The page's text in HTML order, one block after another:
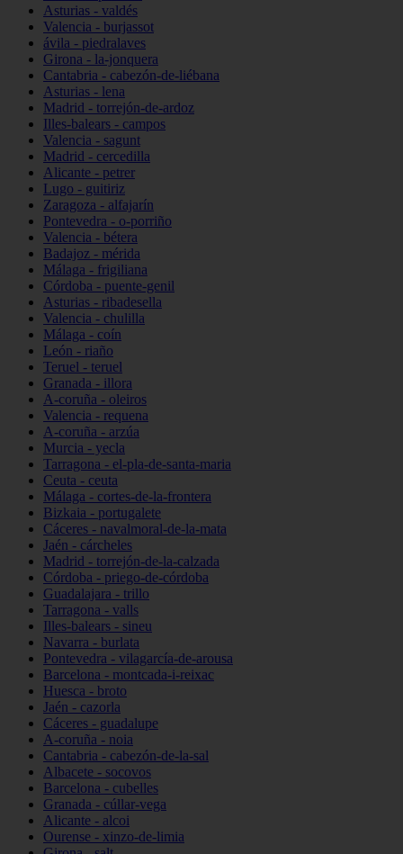
Asturias - valdés
Valencia - burjassot
ávila - piedralaves
Girona - la-jonquera
Cantabria - cabezón-de-liébana
Asturias - lena
Madrid - torrejón-de-ardoz
Illes-balears - campos
Valencia - sagunt
Madrid - cercedilla
Alicante - petrer
Lugo - guitiriz
Zaragoza - alfajarín
Pontevedra - o-porriño
Valencia - bétera
Badajoz - mérida
Málaga - frigiliana
Córdoba - puente-genil
Asturias - ribadesella
Valencia - chulilla
Málaga - coín
León - riaño
Teruel - teruel
Granada - illora
A-coruña - oleiros
Valencia - requena
A-coruña - arzúa
Murcia - yecla
Tarragona - el-pla-de-santa-maria
Ceuta - ceuta
Málaga - cortes-de-la-frontera
Bizkaia - portugalete
Cáceres - navalmoral-de-la-mata
Jaén - cárcheles
Madrid - torrejón-de-la-calzada
Córdoba - priego-de-córdoba
Guadalajara - trillo
Tarragona - valls
Illes-balears - sineu
Navarra - burlata
Pontevedra - vilagarcía-de-arousa
Barcelona - montcada-i-reixac
Huesca - broto
Jaén - cazorla
Cáceres - guadalupe
A-coruña - noia
Cantabria - cabezón-de-la-sal
Albacete - socovos
Barcelona - cubelles
Granada - cúllar-vega
Alicante - alcoi
Ourense - xinzo-de-limia